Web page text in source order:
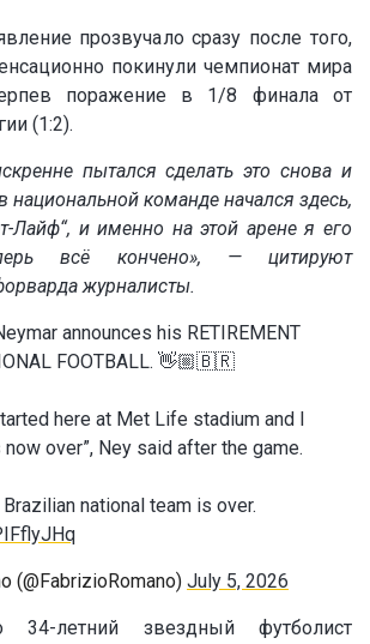
прозвучало сразу после того,
покинули чемпионат мира
поражение в 1/8 финала от
(1:2).
пытался сделать это снова и
национальной команде начался здесь,
Лайф“, и именно на этой арене я его
всё кончено», — цитируют
журналисты.
announces his RETIREMENT
FOOTBALL. 👋🏼🇧🇷
here at Met Life stadium and I
over”, Ney said after the game.
national team is over.
(@FabrizioRomano) July 5, 2026
34-летний звездный футболист